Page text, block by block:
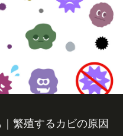
繁殖するカビの原因